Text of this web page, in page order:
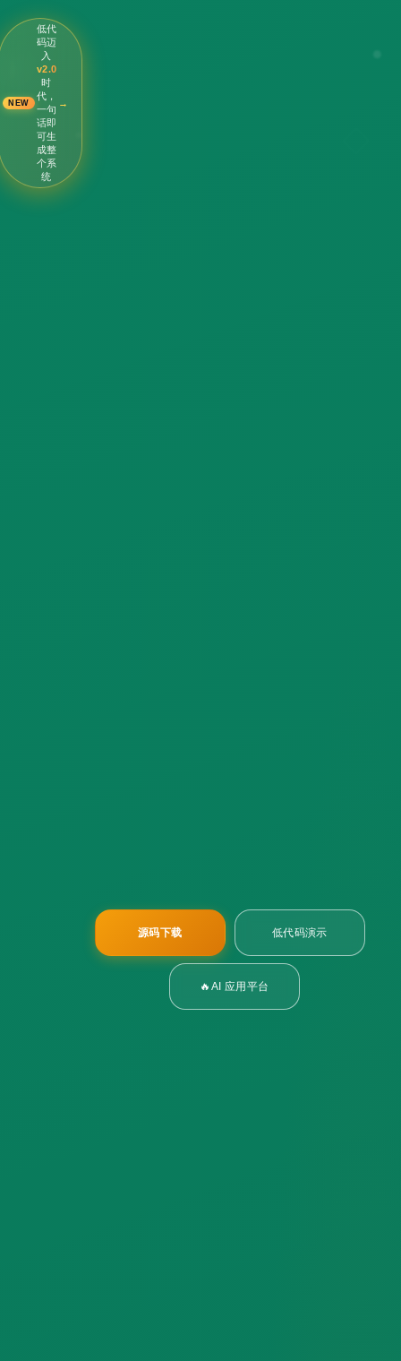
NEW
低代
码迈
入
v2.0
时
代，
一句
话即
可生
成整
个系
统
→
源码下载 低代码演示
🔥AI 应用平台